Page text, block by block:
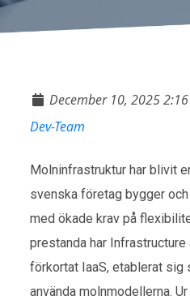
December 10, 2025
Dev-Team
Molninfrastruktur har blivit
svenska företag bygger
med ökade krav på
prestanda har
förkortat IaaS, etablerat sig
använda molnmodellerna.